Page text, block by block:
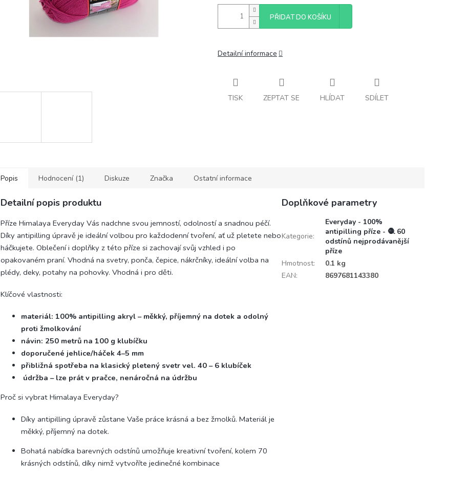
PŘIDAT DO KOŠÍKU
Detailní informace
TISK ZEPTAT SE HLÍDAT SDÍLET
Popis Hodnocení (1) Diskuze Značka Ostatní informace
Detailní popis produktu
Příze Himalaya Everyday Vás nadchne svou jemností, odolností a snadnou péčí.
Díky antipilling úpravě je ideální volbou pro každodenní tvoření, ať už pletete nebo
háčkujete. Oblečení i doplňky z této příze si zachovají svůj vzhled i po
opakovaném praní. Vhodná na svetry, ponča, čepice, nákrčníky, ideální volba na
plédy, deky, potahy na pohovky. Vhodná i pro děti.
Klíčové vlastnosti:
materiál: 100% antipilling akryl – měkký, příjemný na dotek a odolný
proti žmolkování
návin: 250 metrů na 100 g klubíčku
doporučené jehlice/háček 4–5 mm
přibližná spotřeba na klasický pletený svetr vel. 40 – 6 klubíček
údržba – lze prát v pračce, nenáročná na údržbu
Proč si vybrat Himalaya Everyday?
Díky antipilling úpravě zůstane Vaše práce krásná a bez žmolků. Materiál je
měkký, příjemný na dotek.
Bohatá nabídka barevných odstínů umožňuje kreativní tvoření, kolem 70
krásných odstínů, díky nimž vytvoříte jedinečné kombinace
Doplňkové parametry
Kategorie:
Everyday - 100%
antipilling příze - 🧶 60
odstínů nejprodávanější
příze
Hmotnost:
0.1 kg
EAN: 8697681143380